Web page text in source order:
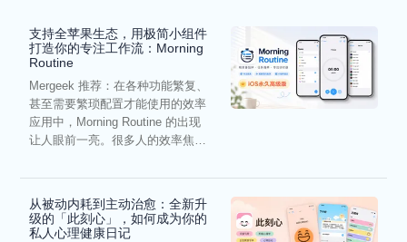
支持全苹果生态，用极简小组件
打造你的专注工作流：Morning
Routine
Mergeek 推荐：在各种功能繁复、
甚至需要繁琐配置才能使用的效率
应用中，Morning Routine 的出现
让人眼前一亮。很多人的效率焦
从被动内耗到主动治愈：全新升
级的「此刻心」，如何成为你的
私人心理健康日记